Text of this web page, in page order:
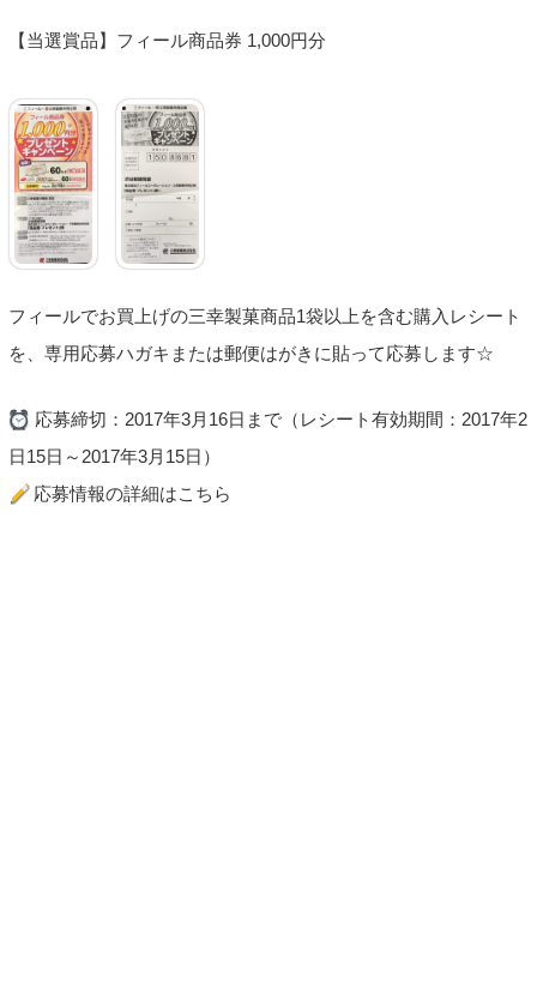
【当選賞品】フィール商品券 1,000円分
フィールでお買上げの三幸製菓商品1袋以上を含む購入レシート
を、専用応募ハガキまたは郵便はがきに貼って応募します☆
応募締切：2017年3月16日まで（レシート有効期間：2017年2
日15日～2017年3月15日）
応募情報の詳細はこちら